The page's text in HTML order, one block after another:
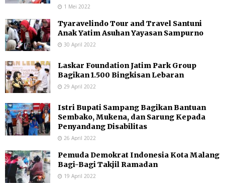
1 Mei 2022
Tyaravelindo Tour and Travel Santuni
Anak Yatim Asuhan Yayasan Sampurno
30 April 2022
Laskar Foundation Jatim Park Group
Bagikan 1.500 Bingkisan Lebaran
29 April 2022
Istri Bupati Sampang Bagikan Bantuan
Sembako, Mukena, dan Sarung Kepada
Penyandang Disabilitas
26 April 2022
Pemuda Demokrat Indonesia Kota Malang
Bagi-Bagi Takjil Ramadan
19 April 2022